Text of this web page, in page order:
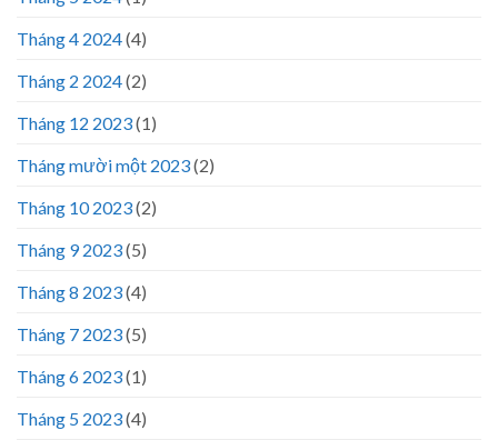
Tháng 4 2024(4)
Tháng 2 2024(2)
Tháng 12 2023(1)
Tháng mười một 2023(2)
Tháng 10 2023(2)
Tháng 9 2023(5)
Tháng 8 2023(4)
Tháng 7 2023(5)
Tháng 6 2023(1)
Tháng 5 2023(4)